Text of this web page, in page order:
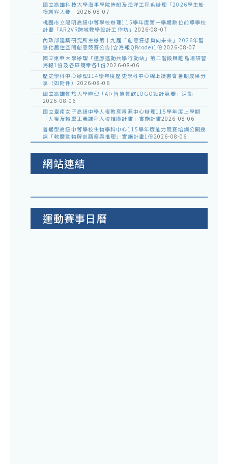
國立高雄科技大學海事學院造船及海洋工程系辦理「2026學生船
模創客大賽」 2026-08-07
桃園市立陽明高級中等學校辦理115學年度第一學期數位前導學校
計畫「AR2VR跨域教學設計工作坊」 2026-08-07
內政部建築研究所主辦第十九屆「創意狂想巢向未來」2026年智
慧化居住空間創意競賽公告(含海報QRcode)1份2026-08-07
國立東華大學辦理「適應運動共學行動站」第二階段與離島場研習
海報1份及各區簡章各1份2026-08-06
歷史學科中心辦理114學年度歷史學科中心線上讀書會暑期成果分
享（如附件） 2026-08-06
國立高雄餐旅大學辦理「AI+智慧餐飲LOGO設計競賽」活動
2026-08-06
國立臺南女子高級中學人權教育資源中心辦理115學年度上學期
「人權及轉型正義課程入校推廣計畫」實施計畫2026-08-06
普通型高級中等學校生物學科中心115學年度能力競賽培訓公開授
課「軟體動物解剖觀察與推理」實施計畫1份2026-08-06
網站連結
運動賽事日曆